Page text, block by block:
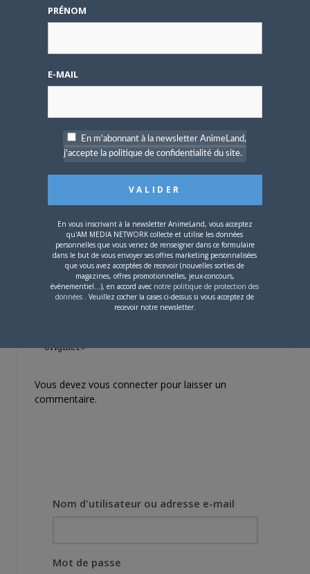
disponible !
4 AOÛT 2026 0
Une nouvelle série TV
Digimon en préparation
pour 2027
4 JUILLET 2026 0
[Entretien] Mokochan : «
Lors des prémices du
projet, il était déjà
originel.»
Vous devez vous connecter pour laisser un
commentaire.
Nom d'utilisateur ou adresse e-mail
Mot de passe
PRÉNOM
E-MAIL
En m'abonnant à la newsletter AnimeLand,
j'accepte la politique de confidentialité du site.
En vous inscrivant à la newsletter AnimeLand, vous acceptez
qu'AM MEDIA NETWORK collecte et utilise les données
personnelles que vous venez de renseigner dans ce formulaire
dans le but de vous envoyer ses offres marketing personnalisées
que vous avez acceptées de recevoir (nouvelles sorties de
magazines, offres promotionnelles, jeux-concours,
événementiel...), en accord avec notre politique de protection des
données . Veuillez cocher la cases ci-dessus si vous acceptez de
recevoir notre newsletter.